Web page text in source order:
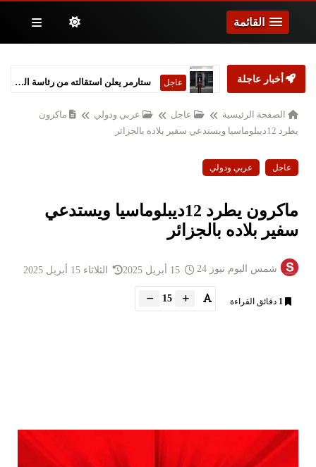
القائمة
أخبار عاجلة عاجل
الصفحة الرئيسية عاجل عربي ودولي
ماكرون
يطرد 12ديبلوماسيا ويستدعي سفير بلاده بالجزائر
عاجل عربي ودولي
ماكرون يطرد 12ديبلوماسيا ويستدعي
سفير بلاده بالجزائر
شمس اليوم نيوز 24 الثلاثاء 15 أبريل 2025
1 دقائق القراءة 15